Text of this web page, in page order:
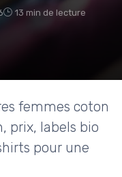
13 min de lecture
femmes coton
prix, labels bio
pour une